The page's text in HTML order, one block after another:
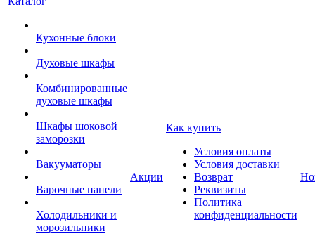
Кухонные блоки
Духовые шкафы
Комбинированные
духовые шкафы
Шкафы шоковой
заморозки
Вакууматоры
Варочные панели
Холодильники и
морозильники
Акции
Как купить
Условия оплаты
Условия доставки
Возврат
Реквизиты
Политика
конфиденциальности